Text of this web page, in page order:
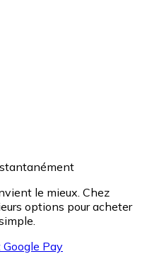
le mieux. Chez
options pour acheter
Pay